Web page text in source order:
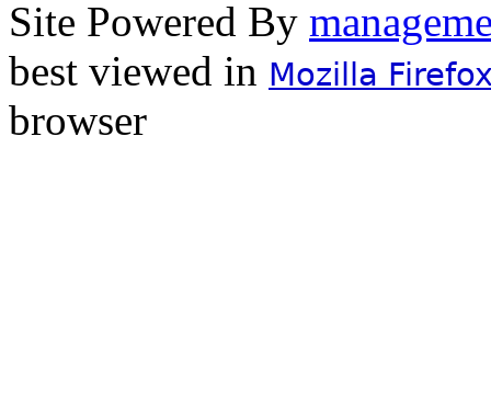
Site Powered By
best viewed in Mozilla
browser